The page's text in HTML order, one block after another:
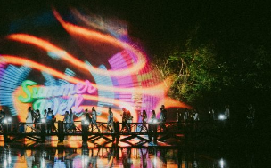
partea organizațiilor medicale
portofoliului de clienți și de
pentru uniforme personalizate. În
mari, uniformele sunt achiziționate
mai amplu de standardizare a
diferențiere a departamentelor și
la activitatea de zi cu zi a